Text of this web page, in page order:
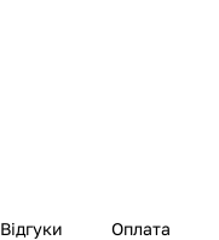
Відгуки Оплата